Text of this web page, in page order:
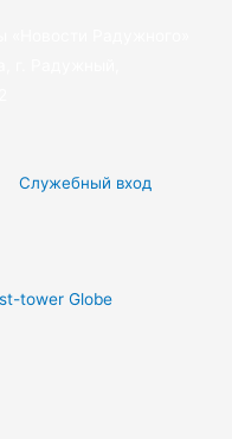
Служебный вход
tower Globe